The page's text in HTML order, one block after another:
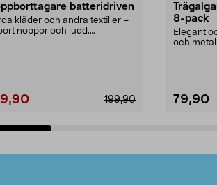
batteridriven
kläder och andra textilier –
noppor och ludd.
199,90
8-pack
Elegant
och
79,90